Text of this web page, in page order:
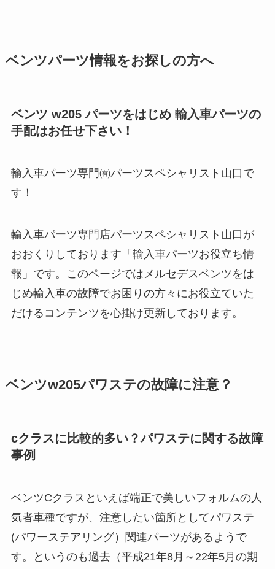
ベンツパーツ情報をお探しの方へ
ベンツ w205 パーツをはじめ 輸入車パーツの
手配はお任せ下さい！
輸入車パーツ専門㈲パーツスペシャリスト山口で
す！
輸入車パーツ専門店パーツスペシャリスト山口が
おおくりしております「輸入車パーツお役立ち情
報」です。このページではメルセデスベンツをは
じめ輸入車の故障でお困りの方々にお役立ていた
だけるコンテンツを心掛け更新しております。
ベンツw205パワステの故障に注意？
cクラスに比較的多い？パワステに関する故障
事例
ベンツCクラスといえば端正で美しいフォルムの人
気者車種ですが、注意したい箇所としてパワステ
(パワーステアリング）関連パーツがあるようで
す。というのも過去（平成21年8月～22年5月の期